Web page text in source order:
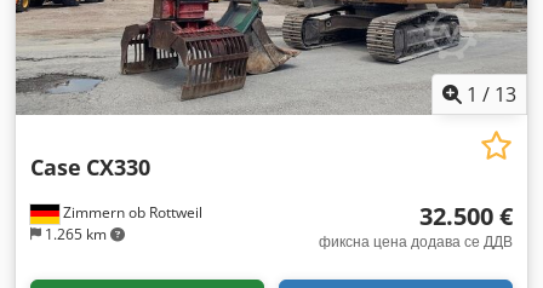
1 / 13
Zimmern ob Rottweil
1.265 km
Case CX330
32.500 €
фиксна цена додава се ДДВ